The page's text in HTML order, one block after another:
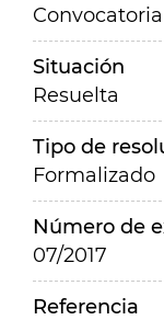
Situación
Resuelta
Tipo de
Formalizado
Número de
07/2017
Referencia